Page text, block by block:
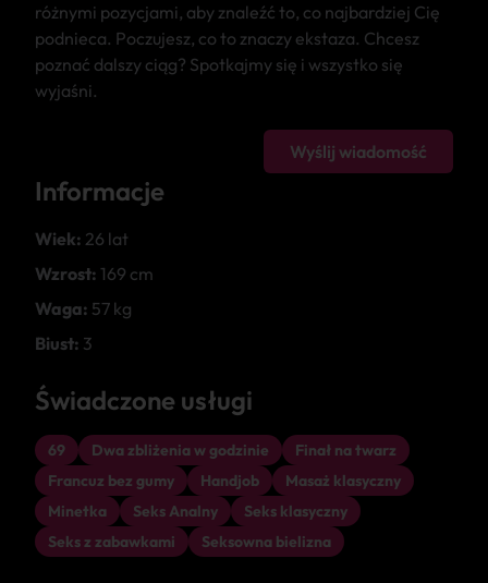
różnymi pozycjami, aby znaleźć to, co najbardziej Cię
podnieca. Poczujesz, co to znaczy ekstaza. Chcesz
poznać dalszy ciąg? Spotkajmy się i wszystko się
wyjaśni.
Wyślij wiadomość
Informacje
Wiek: 26 lat
Wzrost: 169 cm
Waga: 57 kg
Biust: 3
Świadczone usługi
69 Dwa zbliżenia w godzinie
Finał na twarz
Francuz bez gumy
Handjob
Masaż klasyczny
Minetka
Seks Analny
Seks klasyczny
Seks z zabawkami
Seksowna bielizna